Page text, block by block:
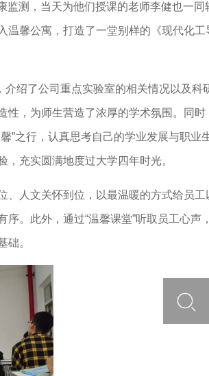
监测，当天为他们授课的老师李健也一同
温馨公寓，打造了一堂别样的《现代化工
介绍了公司重点实验室的相关情况以及科
性，为师生营造了浓厚的学术氛围。同时
”之行，认真思考自己的学业发展与职业
充实圆满地度过大学四年时光。
、人文关怀到位，以最温暖的方式给员工
。此外，通过“温馨课堂”听取员工心声
础。